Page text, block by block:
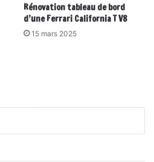
Rénovation tableau de bord
d’une Ferrari California T V8
15 mars 2025